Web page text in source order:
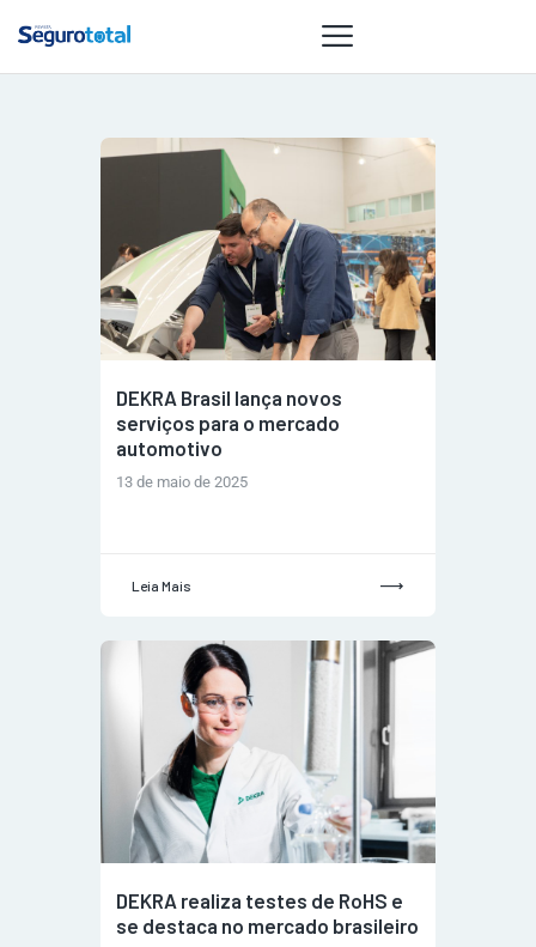
NOTÍCIAS
REVISTA
ESPECIAIS
GAIVOTA DE
OURO
ST SUMMIT
GESTORAS
HOMEST
HOME
DEKRA Brasil lança novos
serviços para o mercado
automotivo
13 de maio de 2025
Leia Mais
DEKRA realiza testes de RoHS e
se destaca no mercado brasileiro